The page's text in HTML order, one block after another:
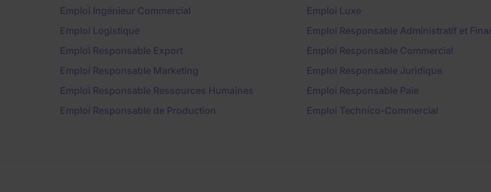
Emploi Ingénieur Commercial
Emploi Logistique
Emploi Responsable Export
Emploi Responsable Marketing
Emploi Responsable Ressources Humaines
Emploi Responsable de Production
Emploi Luxe
Emploi Responsable Administratif et
Emploi Responsable Commercial
Emploi Responsable Juridique
Emploi Responsable Paie
Emploi Technico-Commercial